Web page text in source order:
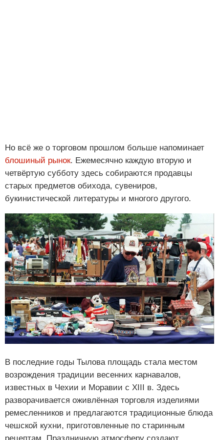
Но всё же о торговом прошлом больше напоминает
блошиный рынок. Ежемесячно каждую вторую и
четвёртую субботу здесь собираются продавцы
старых предметов обихода, сувениров,
букинистической литературы и многого другого.
В последние годы Тылова площадь стала местом
возрождения традиции весенних карнавалов,
известных в Чехии и Моравии с XIII в. Здесь
разворачивается оживлённая торговля изделиями
ремесленников и предлагаются традиционные блюда
чешской кухни, приготовленные по старинным